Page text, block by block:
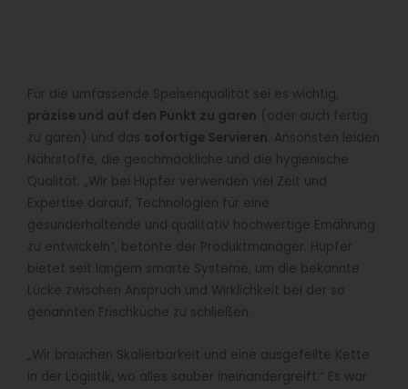
Für die umfassende Speisenqualität sei es wichtig,
präzise und auf den Punkt zu garen (oder auch fertig
zu garen) und das sofortige Servieren . Ansonsten leiden
Nährstoffe, die geschmackliche und die hygienische
Qualität. „Wir bei Hupfer verwenden viel Zeit und
Expertise darauf, Technologien für eine
gesunderhaltende und qualitativ hochwertige Ernährung
zu entwickeln“, betonte der Produktmanager. Hupfer
bietet seit langem smarte Systeme, um die bekannte
Lücke zwischen Anspruch und Wirklichkeit bei der so
genannten Frischküche zu schließen.
„Wir brauchen Skalierbarkeit und eine ausgefeilte Kette
in der Logistik, wo alles sauber ineinandergreift.“ Es war